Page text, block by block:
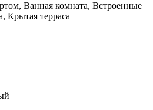
Ванная комната, Встроенные
Крытая терраса